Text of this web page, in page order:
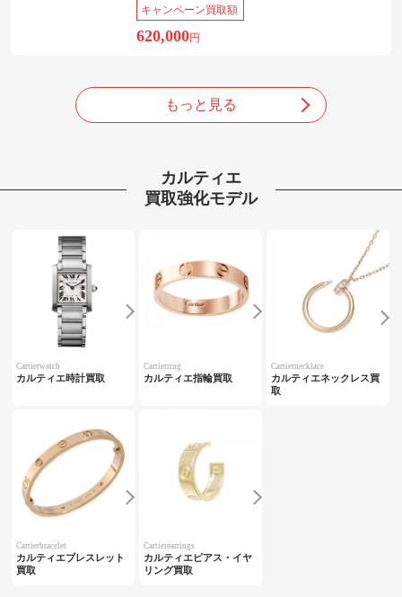
キャンペーン買取額
620,000円
もっと見る
カルティエ
買取強化モデル
Cartierwatch
カルティエ時計買取
Cartierring
カルティエ指輪買取
Cartiernecklace
カルティエネックレス買
取
Cartierbracelet
カルティエブレスレット
買取
Cartierearrings
カルティエピアス・イヤ
リング買取